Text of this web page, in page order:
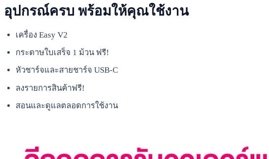
อุปกรณ์ครบ พร้อมให้คุณใช้งาน
เครื่อง Easy V2
กระดาษใบเสร็จ 1 ม้วน ฟรี!
หัวชาร์จและสายชาร์จ USB-C
ลงรายการสินค้าฟรี!
สอนและดูแลตลอดการใช้งาน